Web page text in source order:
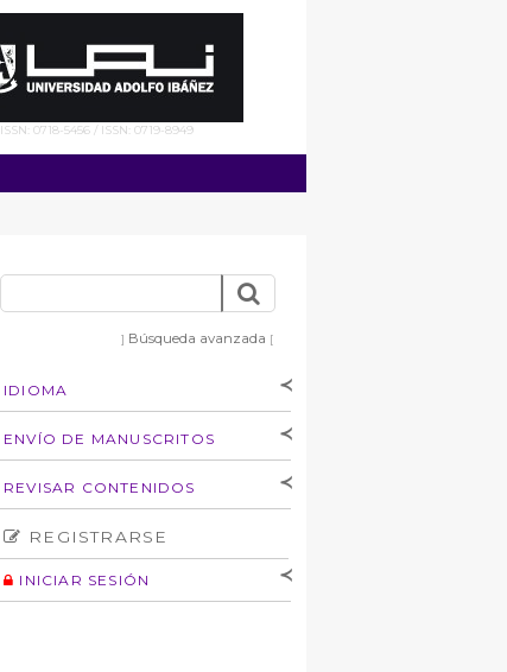
ISSN: 0718-5456 / ISSN: 0719-8949
] Búsqueda avanzada [
IDIOMA
[Español ] [English]
ENVÍO DE MANUSCRITOS
autores
Derechos de autoría
Normas éticas
REVISAR CONTENIDOS
Número
Autor
REGISTRARSE
INICIAR SESIÓN